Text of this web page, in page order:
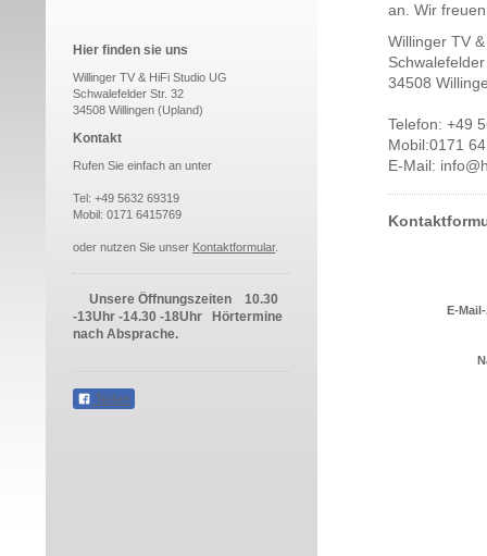
Hier finden sie uns
Willinger TV & HiFi Studio UG
Schwalefelder Str. 32
34508 Willingen (Upland)
Kontakt
Rufen Sie einfach an unter
Tel: +49 5632 69319
Mobil: 0171 6415769
oder nutzen Sie unser Kontaktformular.
Unsere Öffnungszeiten 10.30
-13Uhr -14.30 -18Uhr Hörtermine
nach Absprache.
Teilen
an. Wir
Willinger TV
34508
Telefon: +49
Mobil:0171
E-Mail:
E-